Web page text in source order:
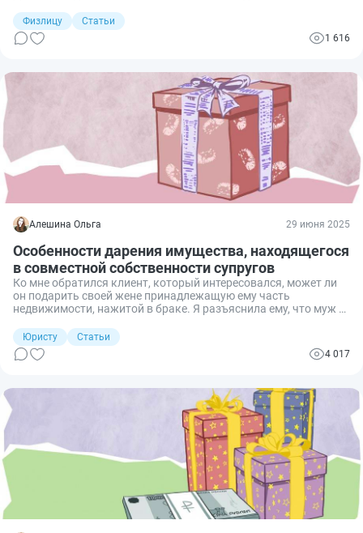
зарегистрировать сделку. Рассказываю, как это грамотно
сделать.
Физлицу
Статьи
1 616
Алешина Ольга 29 июня 2025
Особенности дарения имущества, находящегося
в совместной собственности супругов
Ко мне обратился клиент, который интересовался, может ли
он подарить своей жене принадлежащую ему часть
недвижимости, нажитой в браке. Я разъяснила ему, что муж и
собственности в совместно нажитом ими за период брака
имуществе, в т.ч. подарить его второму супругу или третьему
лицу. Но совершение таких сделок имеет свои нюансы.
Юристу
Статьи
4 017